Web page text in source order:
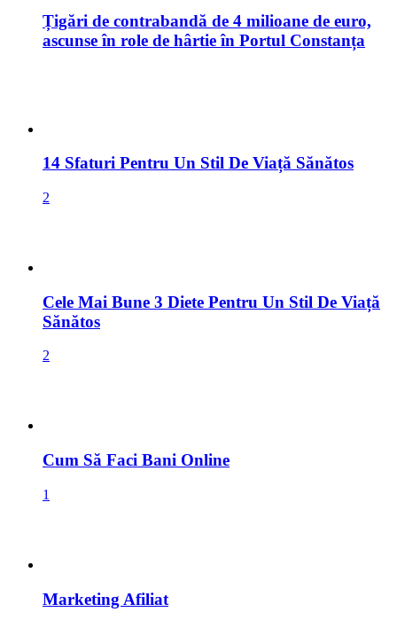
Țigări de contrabandă de 4 milioane de euro,
ascunse în role de hârtie în Portul Constanța
14 Sfaturi Pentru Un Stil De Viață Sănătos
2
Cele Mai Bune 3 Diete Pentru Un Stil De Viață
Sănătos
2
Cum Să Faci Bani Online
1
Marketing Afiliat